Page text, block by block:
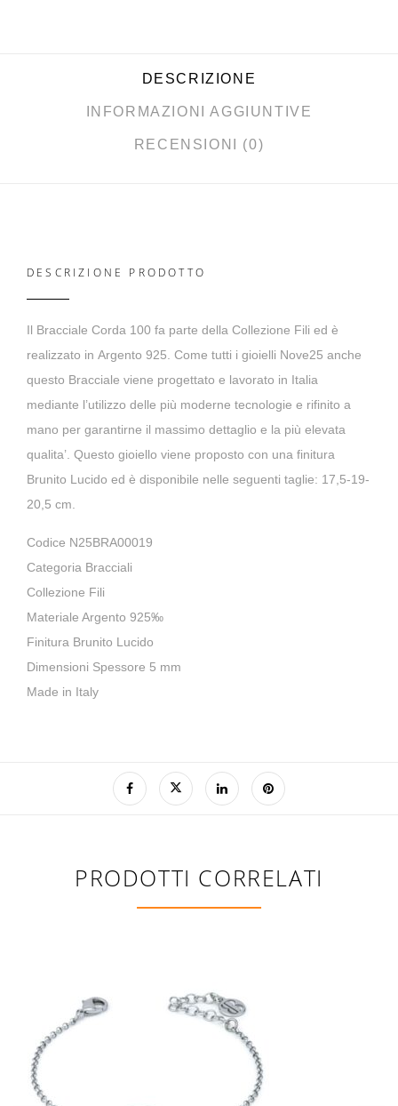
DESCRIZIONE
INFORMAZIONI AGGIUNTIVE
RECENSIONI (0)
DESCRIZIONE PRODOTTO
Il Bracciale Corda 100 fa parte della Collezione Fili ed è
realizzato in Argento 925 . Come tutti i gioielli Nove25 anche
questo Bracciale viene progettato e lavorato in Italia
mediante l’utilizzo delle più moderne tecnologie e rifinito a
mano per garantirne il massimo dettaglio e la più elevata
qualita’ . Questo gioiello viene proposto con una finitura
Brunito Lucido ed è disponibile nelle seguenti taglie: 17,5-19-
20,5 cm.
Codice N25BRA00019
Categoria Bracciali
Collezione Fili
Materiale Argento 925‰
Finitura Brunito Lucido
Dimensioni Spessore 5 mm
Made in Italy
PRODOTTI CORRELATI